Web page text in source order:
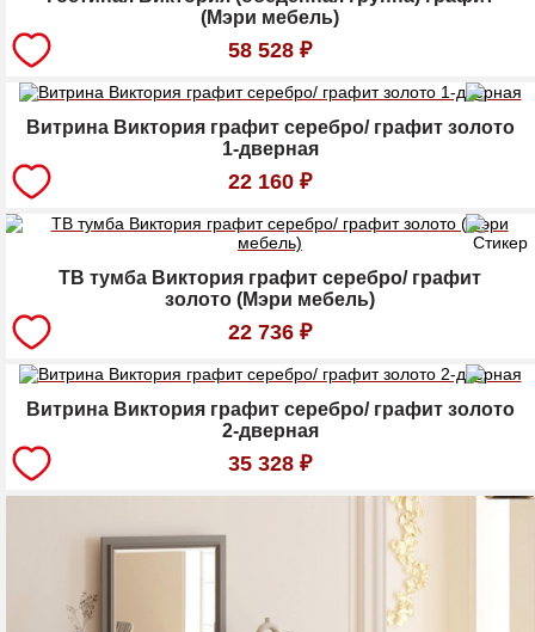
(Мэри мебель)
58 528 ₽
Витрина Виктория графит серебро/ графит золото
1-дверная
22 160 ₽
ТВ тумба Виктория графит серебро/ графит
золото (Мэри мебель)
22 736 ₽
Витрина Виктория графит серебро/ графит золото
2-дверная
35 328 ₽